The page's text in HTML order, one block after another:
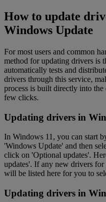
How to update
Windows Update
For most users and common
method for updating drivers is
automatically tests and
drivers through this service,
process is built directly into the
few clicks.
Updating drivers in
In Windows 11, you can start
'Windows Update' and then
click on 'Optional updates'.
updates'. If any new drivers
will be listed here for you to
Updating drivers in